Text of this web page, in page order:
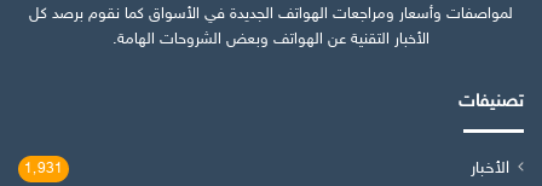
لمواصفات وأسعار ومراجعات الهواتف الجديدة في الأسواق كما نقوم برصد كل
الأخبار التقنية عن الهواتف وبعض الشروحات الهامة.
تصنيفات
الأخبار 1٬931